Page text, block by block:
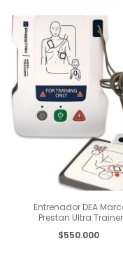
Entrenador DEA
Prestan Ultra Trainer
$550.000